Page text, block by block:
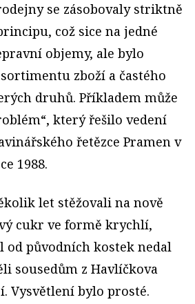
se zásobovaly striktně
což sice na jedné
objemy, ale bylo
zboží a častého
druhů. Příkladem může
který řešilo vedení
řetězce Pramen v
1988.
let stěžovali na nově
cukr ve formě krychlí,
od původních kostek nedal
sousedům z Havlíčkova
Vysvětlení bylo prosté.